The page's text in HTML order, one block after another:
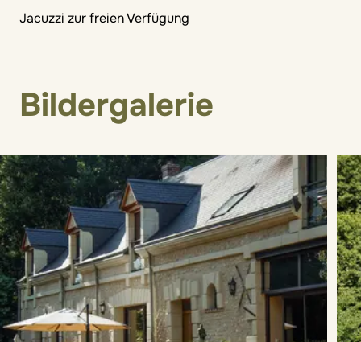
Jacuzzi zur freien Verfügung
Bildergalerie